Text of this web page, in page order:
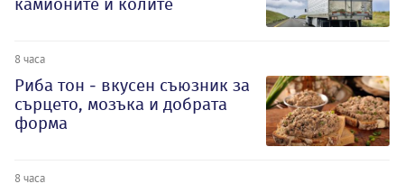
камионите и колите
8 часа
Риба тон - вкусен съюзник за
сърцето, мозъка и добрата
форма
8 часа